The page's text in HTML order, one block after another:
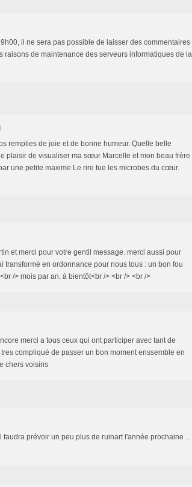
il ne sera pas possible de laisser des commentaires
raisons de maintenance des serveurs informatiques de la
remplies de joie et de bonne humeur. Quelle belle
plaisir de visualiser ma sœur Marcelle et mon beau frère
une petite maxime Le rire tue les microbes du cœur.
et merci pour votre gentil message. merci aussi pour
transformé en ordonnance pour nous tous : un bon fou
/> mois par an. à bientôt<br /> <br /> <br />
merci a tous ceux qui ont participer avec tant de
compliqué de passer un bon moment enssemble en
chers voisins
prévoir un peu plus de ruinart l'année prochaine ...